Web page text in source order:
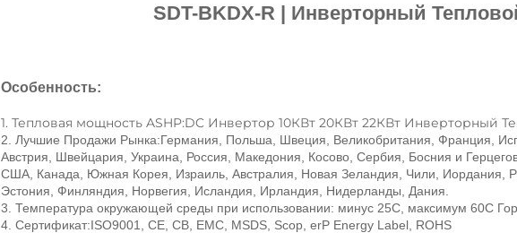
SDT-BKDX-R | Инверторный
Особенность:
1. Тепловая мощность ASHP:DC Инвертор 10КВт 20КВт 22КВт Инверторный
2. Лучшие Продажи Рынка:Германия, Польша, Швеция, Великобритания, Франция,
Австрия, Швейцария, Украина, Россия, Македония, Косово, Сербия, Босния и
США, Канада, Южная Корея, Израиль, Австралия, Новая Зеландия, Чили, Иордания,
Эстония, Финляндия, Норвегия, Исландия, Ирландия, Нидерланды, Дания.
3. Температура окружающей среды при использовании: минус 25C, максимум 60C
4. Сертификат:ISO9001, CE, CB, EMC, MSDS, Scop, erP Energy Label, ROHS